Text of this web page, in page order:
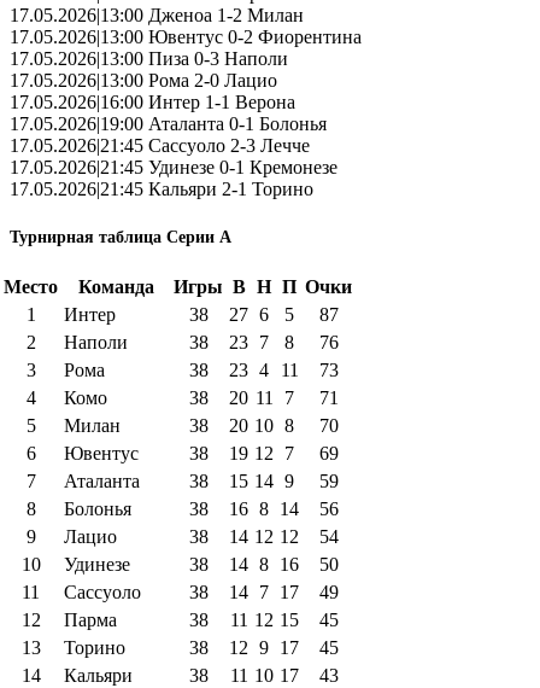
17.05.2026|13:00 Дженоа 1-2 Милан
17.05.2026|13:00 Ювентус 0-2 Фиорентина
17.05.2026|13:00 Пиза 0-3 Наполи
17.05.2026|13:00 Рома 2-0 Лацио
17.05.2026|16:00 Интер 1-1 Верона
17.05.2026|19:00 Аталанта 0-1 Болонья
17.05.2026|21:45 Сассуоло 2-3 Лечче
17.05.2026|21:45 Удинезе 0-1 Кремонезе
17.05.2026|21:45 Кальяри 2-1 Торино
Турнирная таблица Серии А
Место Команда Игры В Н П Очки
1
Интер 38 27 6 5
87
2
Наполи 38 23 7 8
76
3
Рома 38 23 4 11
73
4
Комо 38 20 11 7
71
5
Милан 38 20 10 8
70
6
Ювентус 38 19 12 7
69
7
Аталанта 38 15 14 9
59
8
Болонья 38 16 8 14
56
9
Лацио 38 14 12 12
54
10
Удинезе 38 14 8 16
50
11
Сассуоло 38 14 7 17
49
12
Парма 38 11 12 15
45
13
Торино 38 12 9 17
45
14
Кальяри 38 11 10 17
43